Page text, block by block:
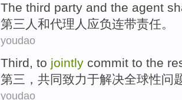
The third party and the agent
第三 人 和代理人 应负连带责任。
youdao
Third, to jointly commit to the
第三 ， 共同致力于解决全球性问
youdao